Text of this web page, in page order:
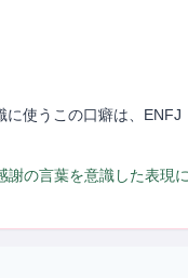
に使うこの口癖は、
謝の言葉を意識した表現